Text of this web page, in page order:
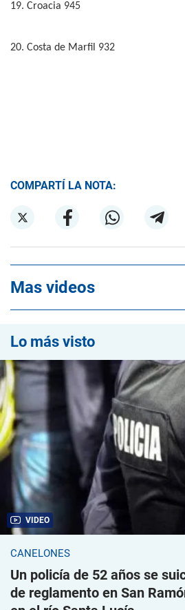
19. Croacia 945
20. Costa de Marfil 932
COMPARTÍ LA NOTA:
Mas videos
Lo más visto
VIDEO
CANELONES
Un policía de 52 años se
de reglamento en San